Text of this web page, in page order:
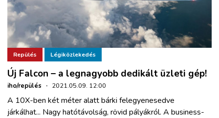
Repülés Légiközlekedés
Új Falcon – a legnagyobb dedikált üzleti gép!
iho/repülés · 2021.05.09. 12:00
A 10X-ben két méter alatt bárki felegyenesedve
járkálhat... Nagy hatótávolság, rövid pályákról. A business-